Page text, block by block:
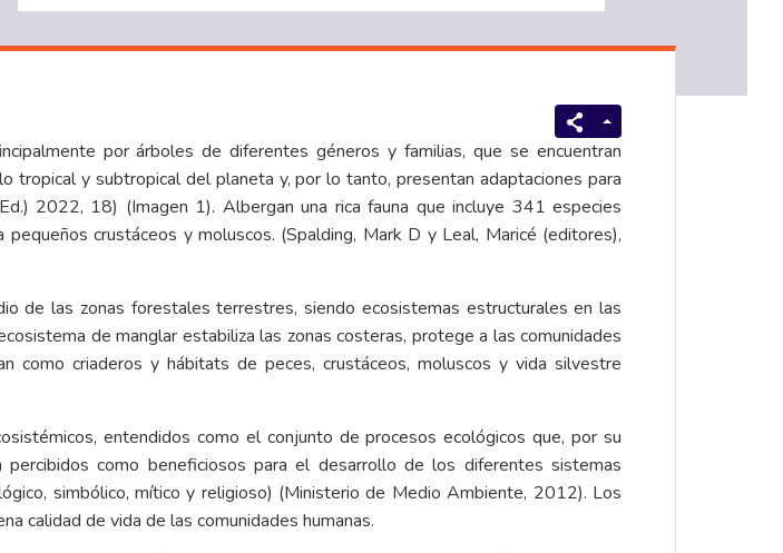
por árboles de diferentes géneros y familias, que se encuentran
tropical y subtropical del planeta y, por lo tanto, presentan adaptaciones para
2022, 18) (Imagen 1). Albergan una rica fauna que incluye 341 especies
crustáceos y moluscos. (Spalding, Mark D y Leal, Maricé (editores),
de las zonas forestales terrestres, siendo ecosistemas estructurales en las
de manglar estabiliza las zonas costeras, protege a las comunidades
como criaderos y hábitats de peces, crustáceos, moluscos y vida silvestre
entendidos como el conjunto de procesos ecológicos que, por su
como beneficiosos para el desarrollo de los diferentes sistemas
simbólico, mítico y religioso) (Ministerio de Medio Ambiente, 2012). Los
calidad de vida de las comunidades humanas.